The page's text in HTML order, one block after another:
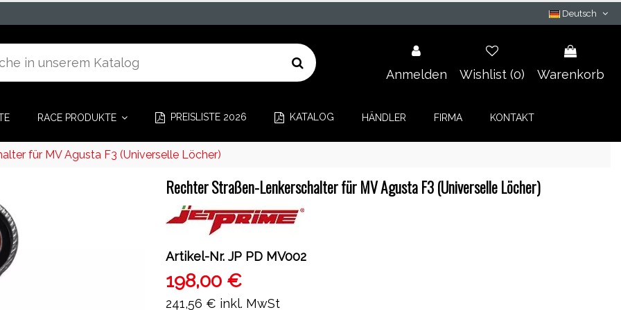
Deutsch
Anmelden Wishlist (0) Warenkorb
RACE PRODUKTE PREISLISTE 2026 KATALOG HÄNDLER FIRMA KONTAKT
für MV Agusta F3 (Universelle Löcher)
Rechter Straßen-Lenkerschalter für MV Agusta F3 (Universelle Löcher)
Artikel-Nr. JP PD MV002
198,00 €
241,56 € inkl. MwSt